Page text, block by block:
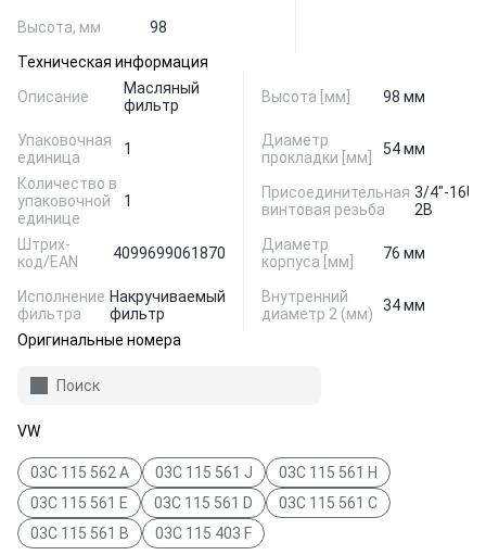
Высота, мм 98
Техническая информация
Описание
Масляный
фильтр
Упаковочная
единица
1
Количество в
упаковочной
единице
1
Штрих-
код/EAN
4099699061870
Исполнение
фильтра
Накручиваемый
фильтр
Высота [мм] 98 мм
Диаметр
прокладки [мм]
54 мм
Присоединительная
винтовая резьба
3/4"-
2B
Диаметр
корпуса [мм]
76 мм
Внутренний
диаметр 2 (мм)
34 мм
Оригинальные номера
Поиск
VW
03C 115 562 A 03C 115 561 J
03C 115 561 H
03C 115 561 E
03C 115 561 D
03C 115 561 C
03C 115 561 B
03C 115 403 F